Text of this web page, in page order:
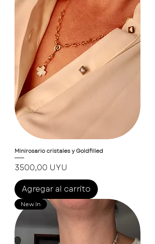
Minirosario cristales y Goldfilled
Precio
3500,00 UYU
Agregar al carrito
New In